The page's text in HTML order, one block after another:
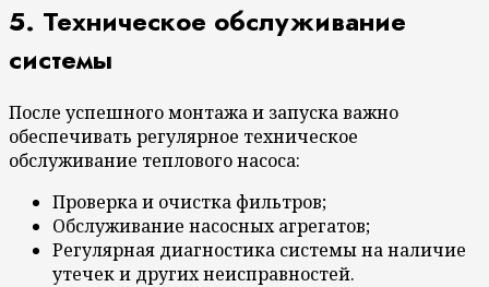
5. Техническое обслуживание
системы
После успешного монтажа и запуска важно
обеспечивать регулярное техническое
обслуживание теплового насоса:
Проверка и очистка фильтров;
Обслуживание насосных агрегатов;
Регулярная диагностика системы на наличие
утечек и других неисправностей.